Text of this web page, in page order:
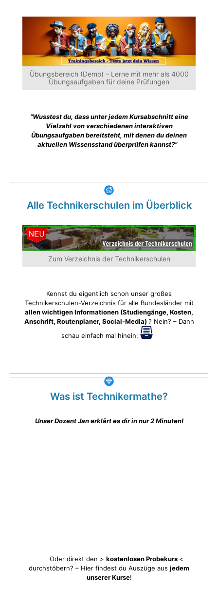
Übungsbereich (Demo) – Lerne mit mehr als 4000
Übungsaufgaben für deine Prüfungen
“Wusstest du, dass unter jedem Kursabschnitt eine
Vielzahl von verschiedenen interaktiven
Übungsaufgaben bereitsteht, mit denen du deinen
aktuellen Wissensstand überprüfen kannst?”
Alle Technikerschulen im Überblick
Zum Verzeichnis der Technikerschulen
Kennst du eigentlich schon unser großes
Technikerschulen-Verzeichnis für alle Bundesländer mit
allen wichtigen Informationen (Studiengänge, Kosten,
Anschrift, Routenplaner, Social-Media) ? Nein? – Dann
schau einfach mal hinein:
Was ist Technikermathe?
Unser Dozent Jan erklärt es dir in nur 2 Minuten!
Oder direkt den > kostenlosen Probekurs <
durchstöbern? – Hier findest du Auszüge aus jedem
unserer Kurse!